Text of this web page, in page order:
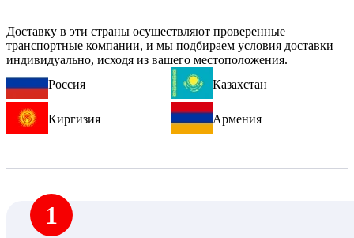
Доставку в эти страны осуществляют проверенные
транспортные компании, и мы подбираем условия доставки
индивидуально, исходя из вашего местоположения.
Россия
Казахстан
Киргизия Армения
1